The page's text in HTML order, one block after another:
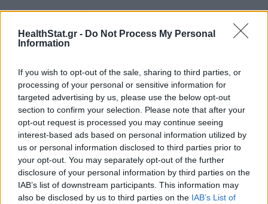
HealthStat.gr - Do Not Process My Personal
Information
If you wish to opt-out of the sale, sharing to third parties, or
processing of your personal or sensitive information for
targeted advertising by us, please use the below opt-out
section to confirm your selection. Please note that after your
opt-out request is processed you may continue seeing
interest-based ads based on personal information utilized by
us or personal information disclosed to third parties prior to
your opt-out. You may separately opt-out of the further
disclosure of your personal information by third parties on the
IAB’s list of downstream participants. This information may
also be disclosed by us to third parties on the IAB’s List of
ΠΟΛΙΤΙΚΉ ΥΓΕΊΑΣ 02/02/2026 - 13:50